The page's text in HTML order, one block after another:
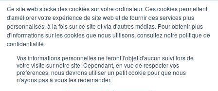
Ce site web stocke des cookies sur votre ordinateur. Ces cookies permettent
d'améliorer votre expérience de site web et de fournir des services plus
personnalisés, à la fois sur ce site et via d'autres médias. Pour obtenir plus
d'informations sur les cookies que nous utilisons, consultez notre politique de
confidentialité.
Vos informations personnelles ne feront l'objet d'aucun suivi lors de
votre visite sur notre site. Cependant, en vue de respecter vos
préférences, nous devrons utiliser un petit cookie pour que nous
n'ayons pas à vous les redemander.
OUR NETWORK
  Toutes nos réalisations
Projet Lindbergh